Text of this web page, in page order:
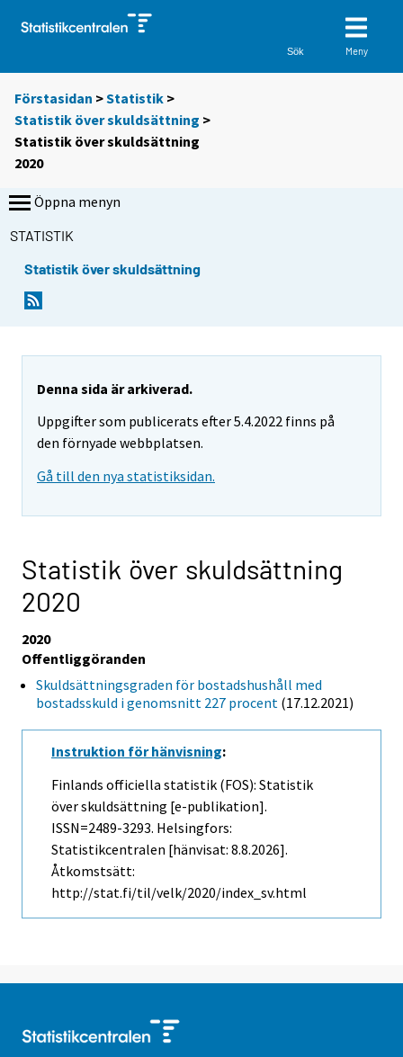
Sök Meny
Förstasidan >Statistik >
Statistik över skuldsättning >
Statistik över skuldsättning
2020
Öppna menyn
STATISTIK
Statistik över skuldsättning
Denna sida är arkiverad.
Uppgifter som publicerats efter 5.4.2022 finns på
den förnyade webbplatsen.
Gå till den nya statistiksidan.
Statistik över skuldsättning
2020
2020
Offentliggöranden
Skuldsättningsgraden för bostadshushåll med
bostadsskuld i genomsnitt 227 procent (17.12.2021)
Instruktion för hänvisning:
Finlands officiella statistik (FOS): Statistik
över skuldsättning [e-publikation].
ISSN=2489-3293. Helsingfors:
Statistikcentralen [hänvisat: 8.8.2026].
Åtkomstsätt:
http://stat.fi/til/velk/2020/index_sv.html